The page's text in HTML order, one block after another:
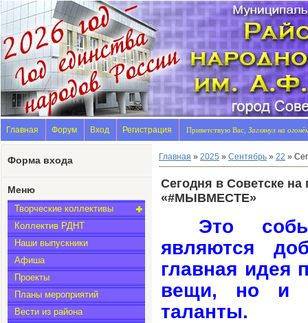
Главная Форум Вход Регистрация Приветствую Вас, Заглянул на огонёк
Форма входа
Меню
Творческие коллективы
Коллектив РДНТ
Наши выпускники
Афиша
Проекты
Планы мероприятий
Вести из района
Главная » 2025 » Сентябрь » 22 »
Сегодня в Советске
«#МЫВМЕСТЕ»
Это
являются
главная идея
вещи, но и
таланты.